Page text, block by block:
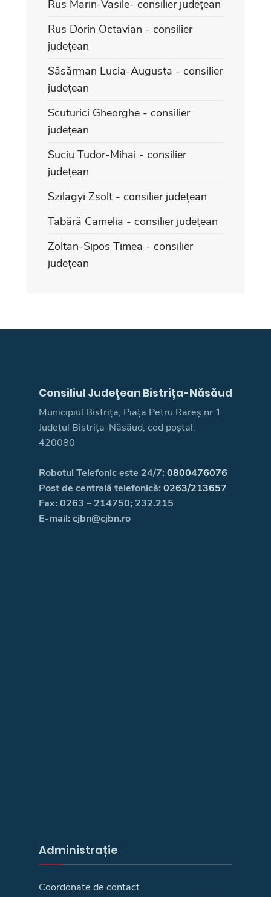
Rus Marin-Vasile- consilier județean
Rus Dorin Octavian - consilier
județean
Săsărman Lucia-Augusta - consilier
județean
Scuturici Gheorghe - consilier
județean
Suciu Tudor-Mihai - consilier
județean
Szilagyi Zsolt - consilier județean
Tabără Camelia - consilier județean
Zoltan-Sipos Timea - consilier
județean
Consiliul Judeţean Bistrița-Năsăud
Municipiul Bistrița, Piața Petru Rareș nr.1
Județul Bistrița-Năsăud, cod poștal:
420080
Robotul Telefonic este 24/7: 0800476076
Post de centrală telefonică: 0263/213657
Fax: 0263 – 214750; 232.215
E-mail: cjbn@cjbn.ro
Administrație
Coordonate de contact